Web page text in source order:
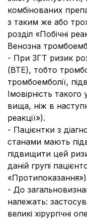
комбінованих
з таким же або
розділ «Побічні
Венозна
- При ЗГТ ризик
(ВТЕ), тобто
тромбоемболії,
Імовірність
вища, ніж в
реакції»).
- Пацієнтки з
станами мають
підвищити цей
даній групі
- До
належать:
великі хірургічні